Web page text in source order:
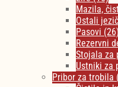
Mazila,
Ostali
Pasovi (26)
Rezervni
Stojala za
Ustniki za
Pribor za trobila